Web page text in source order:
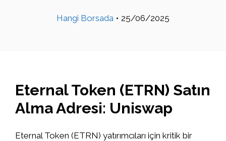
Hangi Borsada • 25/06/2025
Eternal Token (ETRN) Satın
Alma Adresi: Uniswap
Eternal Token (ETRN) yatırımcıları için kritik bir